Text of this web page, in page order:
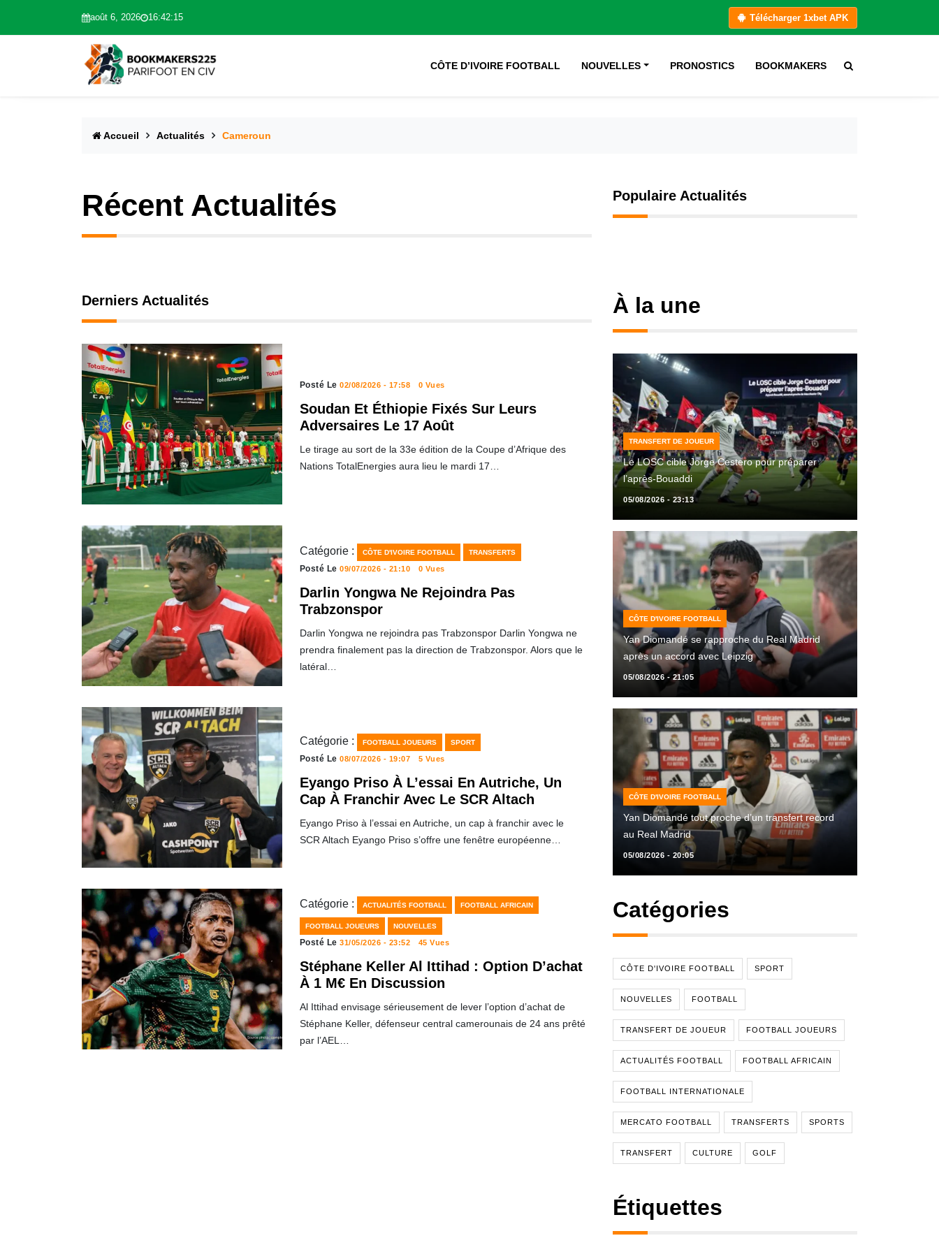
août 6, 2026 16:42:16 Télécharger 1xbet APK
CÔTE D’IVOIRE FOOTBALL NOUVELLES PRONOSTICS BOOKMAKERS
Accueil Actualités Cameroun
Récent Actualités Populaire Actualités
Derniers Actualités
Posté Le02/08/2026 - 17:58 0 Vues
Soudan Et Éthiopie Fixés Sur Leurs
Adversaires Le 17 Août
Le tirage au sort de la 33e édition de la Coupe d’Afrique des
Nations TotalEnergies aura lieu le mardi 17…
Catégorie : CÔTE D'IVOIRE FOOTBALL TRANSFERTS
Posté Le09/07/2026 - 21:10 0 Vues
Darlin Yongwa Ne Rejoindra Pas
Trabzonspor
Darlin Yongwa ne rejoindra pas Trabzonspor Darlin Yongwa ne
prendra finalement pas la direction de Trabzonspor. Alors que le
latéral…
Catégorie : FOOTBALL JOUEURS SPORT
Posté Le08/07/2026 - 19:07 5 Vues
Eyango Priso À L’essai En Autriche, Un
Cap À Franchir Avec Le SCR Altach
Eyango Priso à l’essai en Autriche, un cap à franchir avec le
SCR Altach Eyango Priso s’offre une fenêtre européenne…
Catégorie : ACTUALITÉS FOOTBALL FOOTBALL AFRICAIN
FOOTBALL JOUEURS NOUVELLES
Posté Le31/05/2026 - 23:52 45 Vues
Stéphane Keller Al Ittihad : Option D’achat
À 1 M€ En Discussion
Al Ittihad envisage sérieusement de lever l’option d’achat de
Stéphane Keller, défenseur central camerounais de 24 ans prêté
par l’AEL…
À la une
TRANSFERT DE JOUEUR
Le LOSC cible Jorge Cestero pour préparer
l’après-Bouaddi
05/08/2026 - 23:13
CÔTE D'IVOIRE FOOTBALL
Yan Diomandé se rapproche du Real Madrid
après un accord avec Leipzig
05/08/2026 - 21:05
CÔTE D'IVOIRE FOOTBALL
Yan Diomandé tout proche d’un transfert record
au Real Madrid
05/08/2026 - 20:05
Catégories
CÔTE D'IVOIRE FOOTBALL SPORT
NOUVELLES FOOTBALL
TRANSFERT DE JOUEUR FOOTBALL JOUEURS
ACTUALITÉS FOOTBALL FOOTBALL AFRICAIN
FOOTBALL INTERNATIONALE
MERCATO FOOTBALL TRANSFERTS SPORTS
TRANSFERT CULTURE GOLF
Étiquettes